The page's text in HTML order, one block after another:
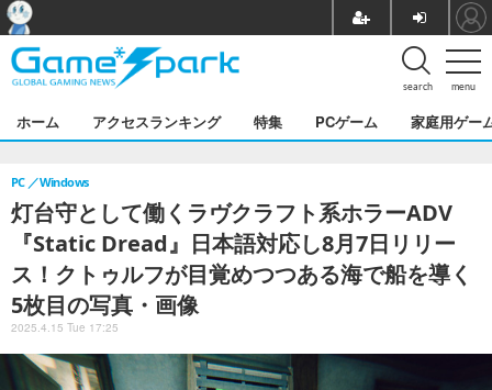
menu
search
ホーム アクセスランキング 特集 PCゲーム 家庭用ゲー
灯台守として働くラヴクラフト系ホラーADV
『Static Dread』日本語対応し8月7日リリー
ス！クトゥルフが目覚めつつある海で船を導く
5枚目の写真・画像
PC Windows
2025.4.15 Tue 17:25